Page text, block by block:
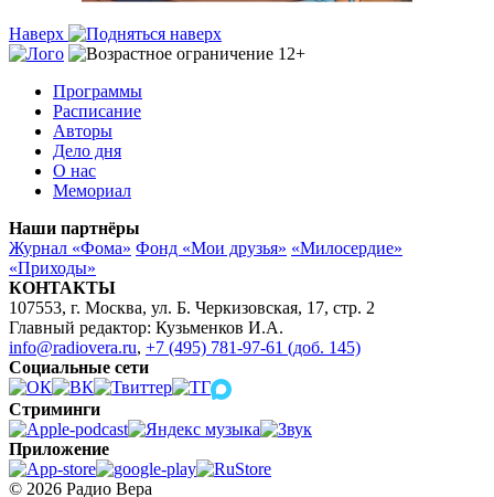
Наверх
Программы
Расписание
Авторы
Дело дня
О нас
Мемориал
Наши партнёры
Журнал «Фома» Фонд «Мои друзья» «Милосердие»
«Приходы»
КОНТАКТЫ
107553, г. Москва, ул. Б. Черкизовская, 17, стр. 2
Главный редактор: Кузьменков И.А.
info@radiovera.ru, +7 (495) 781-97-61 (доб. 145)
Социальные сети
Стриминги
Приложение
© 2026 Радио Вера